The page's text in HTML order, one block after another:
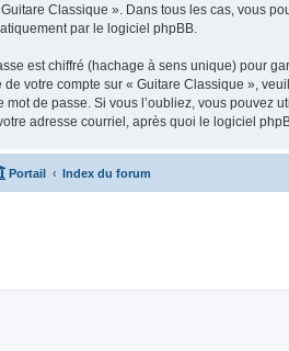
Classique ». Dans tous les cas, vous
par le logiciel phpBB.
est chiffré (hachage à sens unique) pour
de votre compte sur « Guitare Classique »,
mot de passe. Si vous l’oubliez, vous pouvez
adresse courriel, après quoi le logiciel
Portail Index du forum